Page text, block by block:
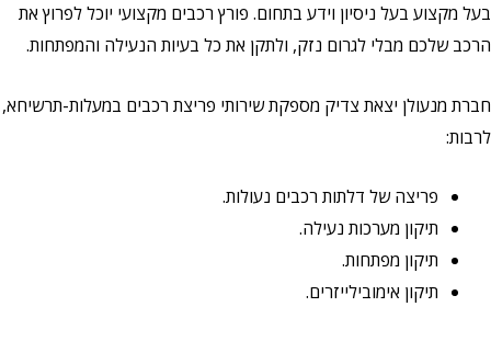
בעל מקצוע בעל ניסיון וידע בתחום. פורץ רכבים מקצועי יוכל לפרוץ את
הרכב שלכם מבלי לגרום נזק, ולתקן את כל בעיות הנעילה והמפתחות.
חברת מנעולן יצאת צדיק מספקת שירותי פריצת רכבים במעלות-תרשיחא,
לרבות:
פריצה של דלתות רכבים נעולות.
תיקון מערכות נעילה.
תיקון מפתחות.
תיקון אימובילייזרים.